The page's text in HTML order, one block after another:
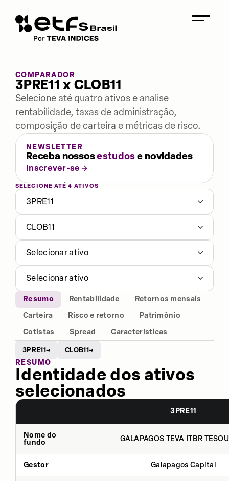
COMPARADOR
3PRE11 x CLOB11
Selecione até quatro ativos e analise
rentabilidade, taxas de administração,
composição de carteira e métricas de risco.
NEWSLETTER
Receba nossosestudose novidades
Inscrever-se
SELECIONE ATÉ 4 ATIVOS
3PRE11
CLOB11
Selecionar ativo
Selecionar ativo
Resumo Rentabilidade
Retornos mensais
Carteira
Risco e retorno
Patrimônio
Cotistas
Spread Características
3PRE11→ CLOB11→
RESUMO
Identidade dos ativos
selecionados
3PRE11
Nome do
fundo
GALAPAGOS TEVA ITBR
Gestor Galapagos Capital